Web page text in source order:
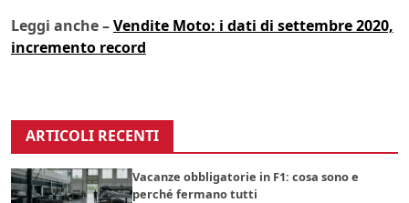
Leggi anche –Vendite Moto: i dati di settembre 2020,
incremento record
ARTICOLI RECENTI
Vacanze obbligatorie in F1: cosa sono e
perché fermano tutti